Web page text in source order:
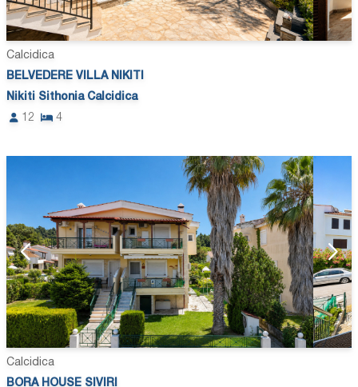
Calcidica
BELVEDERE VILLA NIKITI
Nikiti Sithonia Calcidica
12
4
Calcidica
BORA HOUSE SIVIRI